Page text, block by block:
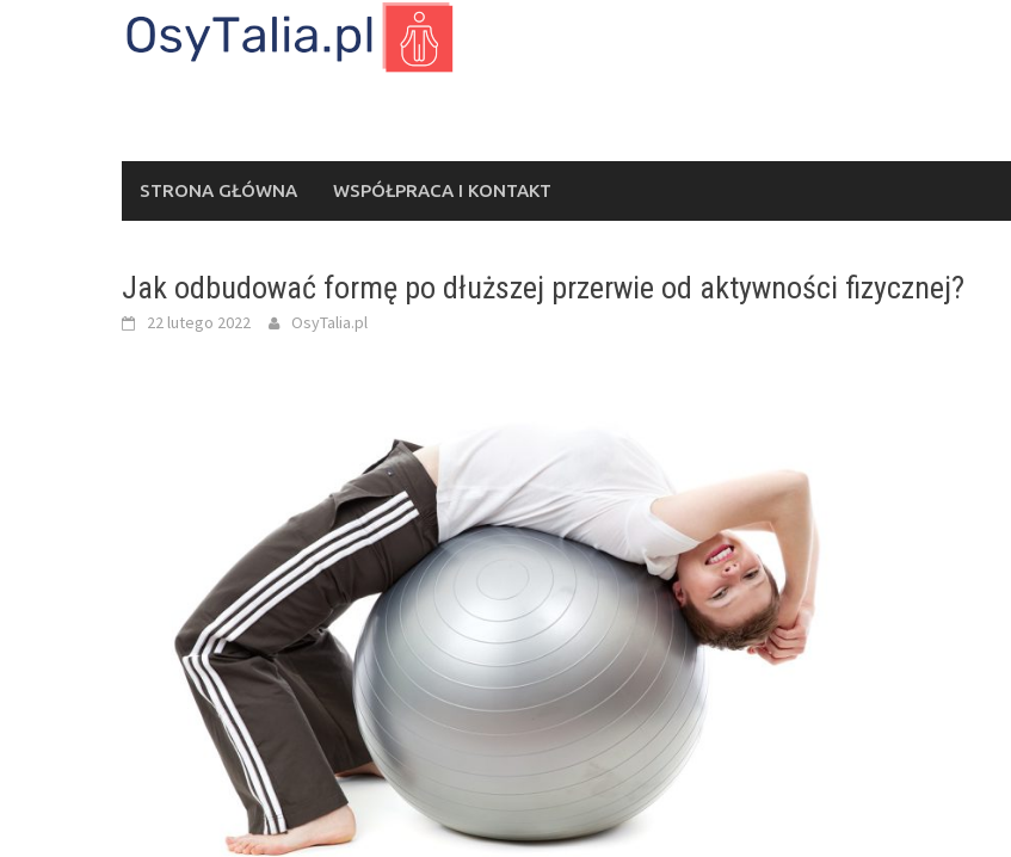
STRONA GŁÓWNA WSPÓŁPRACA I KONTAKT
Jak odbudować formę po dłuższej przerwie od aktywności fizycznej?
22 lutego 2022 OsyTalia.pl